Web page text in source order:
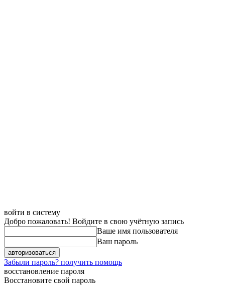
войти в систему
Добро пожаловать! Войдите в свою учётную запись
Ваше имя пользователя
Ваш пароль
Забыли пароль? получить помощь
восстановление пароля
Восстановите свой пароль